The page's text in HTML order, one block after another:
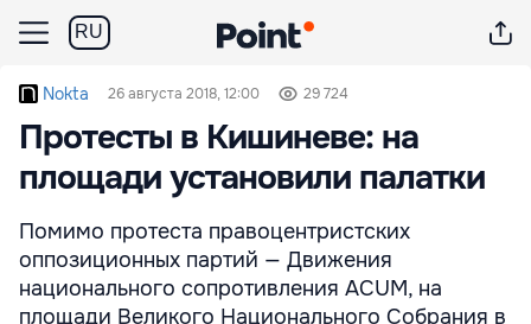
RU
Nokta 26 августа 2018, 12:00 29 724
Протесты в Кишиневе: на
площади установили палатки
Помимо протеста правоцентристских
оппозиционных партий — Движения
национального сопротивления ACUM, на
площади Великого Национального Собрания в